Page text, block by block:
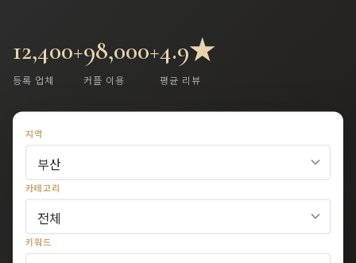
12,400+
등록 업체
98,000+
커플 이용
4.9★
평균 리뷰
지역
카테고리
키워드